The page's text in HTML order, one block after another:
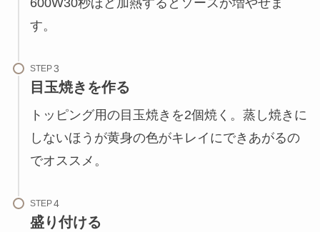
600W30秒ほど加熱するとソースが増やせま
す。
STEP
目玉焼きを作る
トッピング用の目玉焼きを2個焼く。蒸し焼きに
しないほうが黄身の色がキレイにできあがるの
でオススメ。
STEP
盛り付ける